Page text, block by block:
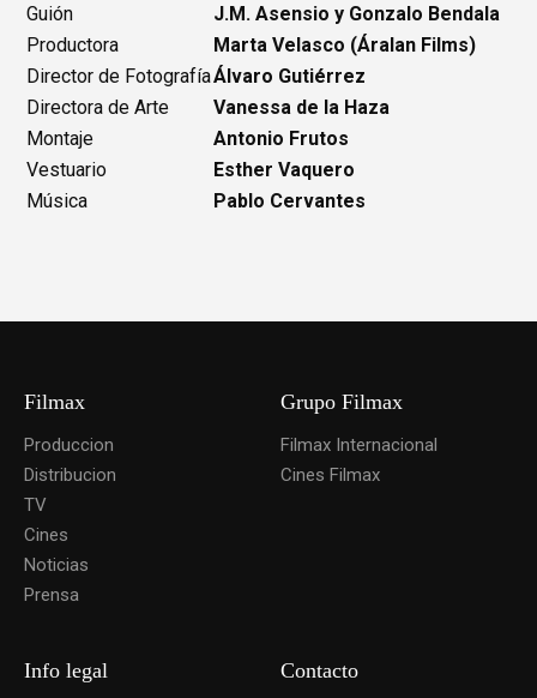
Guión
J.M. Asensio y Gonzalo Bendala
Productora
Marta Velasco (Áralan Films)
Director de FotografíaÁlvaro Gutiérrez
Directora de Arte
Vanessa de la Haza
Montaje
Antonio Frutos
Vestuario
Esther Vaquero
Música
Pablo Cervantes
Filmax
Produccion
Distribucion
TV
Cines
Noticias
Prensa
Grupo Filmax
Filmax Internacional
Cines Filmax
Info legal Contacto